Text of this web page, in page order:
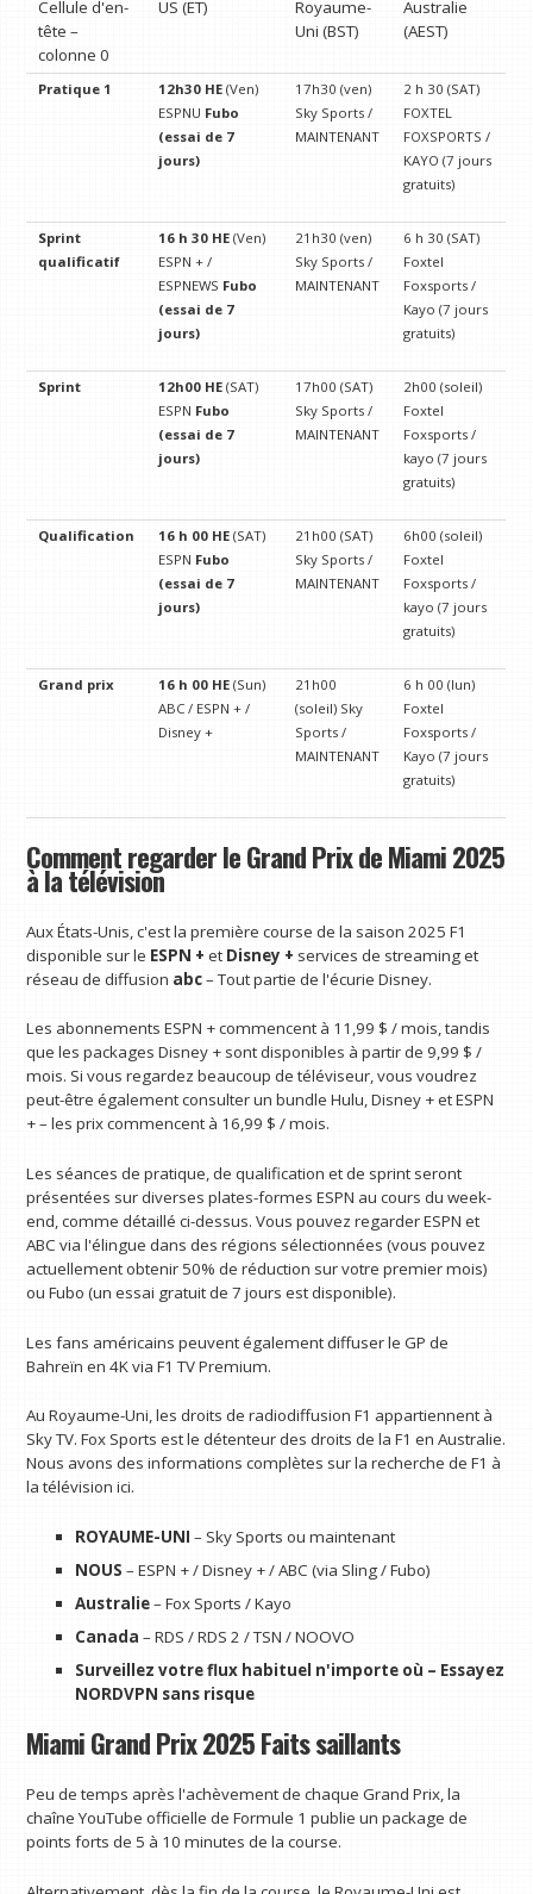
Cellule d'en-
tête –
colonne 0
US (ET)
Royaume-
Uni (BST)
Australie
(AEST)
Pratique 1 12h30 HE (Ven)
ESPNU Fubo
(essai de 7
jours)
17h30 (ven)
Sky Sports /
MAINTENANT
2 h 30 (SAT)
FOXTEL
FOXSPORTS /
KAYO (7 jours
gratuits)
Sprint
qualificatif
16 h 30 HE(Ven)
ESPN + /
ESPNEWS Fubo
(essai de 7
jours)
21h30 (ven)
Sky Sports /
MAINTENANT
6 h 30 (SAT)
Foxtel
Foxsports /
Kayo (7 jours
gratuits)
Sprint 12h00 HE (SAT)
ESPN Fubo
(essai de 7
jours)
17h00 (SAT)
Sky Sports /
MAINTENANT
2h00 (soleil)
Foxtel
Foxsports /
kayo (7 jours
gratuits)
Qualification 16 h 00 HE (SAT)
ESPN Fubo
(essai de 7
jours)
21h00 (SAT)
Sky Sports /
MAINTENANT
6h00 (soleil)
Foxtel
Foxsports /
kayo (7 jours
gratuits)
Grand prix 16 h 00 HE(Sun)
ABC / ESPN + /
Disney +
21h00
(soleil) Sky
Sports /
MAINTENANT
6 h 00 (lun)
Foxtel
Foxsports /
Kayo (7 jours
gratuits)
Comment regarder le Grand Prix de Miami 2025
à la télévision
Aux États-Unis, c'est la première course de la saison 2025 F1
disponible sur le ESPN + et Disney + services de streaming et
réseau de diffusion abc– Tout partie de l'écurie Disney.
Les abonnements ESPN + commencent à 11,99 $ / mois, tandis
que les packages Disney + sont disponibles à partir de 9,99 $ /
mois. Si vous regardez beaucoup de téléviseur, vous voudrez
peut-être également consulter un bundle Hulu, Disney + et ESPN
+ – les prix commencent à 16,99 $ / mois.
Les séances de pratique, de qualification et de sprint seront
présentées sur diverses plates-formes ESPN au cours du week-
end, comme détaillé ci-dessus. Vous pouvez regarder ESPN et
ABC via l'élingue dans des régions sélectionnées (vous pouvez
actuellement obtenir 50% de réduction sur votre premier mois)
ou Fubo (un essai gratuit de 7 jours est disponible).
Les fans américains peuvent également diffuser le GP de
Bahreïn en 4K via F1 TV Premium.
Au Royaume-Uni, les droits de radiodiffusion F1 appartiennent à
Sky TV. Fox Sports est le détenteur des droits de la F1 en Australie.
Nous avons des informations complètes sur la recherche de F1 à
la télévision ici.
ROYAUME-UNI – Sky Sports ou maintenant
NOUS – ESPN + / Disney + / ABC (via Sling / Fubo)
Australie– Fox Sports / Kayo
Canada – RDS / RDS 2 / TSN / NOOVO
Surveillez votre flux habituel n'importe où – Essayez
NORDVPN sans risque
Miami Grand Prix 2025 Faits saillants
Peu de temps après l'achèvement de chaque Grand Prix, la
chaîne YouTube officielle de Formule 1 publie un package de
points forts de 5 à 10 minutes de la course.